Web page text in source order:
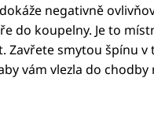
negativně
do koupelny. Je to
Zavřete smytou špínu v
vám vlezla do